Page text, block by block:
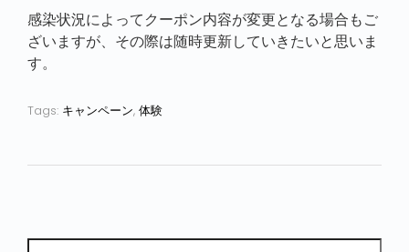
感染状況によってクーポン内容が変更となる場合もご
ざいますが、その際は随時更新していきたいと思いま
す。
Tags: キャンペーン, 体験